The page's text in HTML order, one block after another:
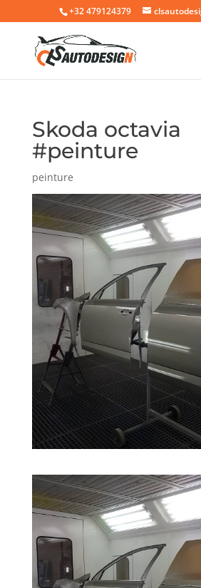
+32 479124379
Skoda octavia
#peinture
peinture